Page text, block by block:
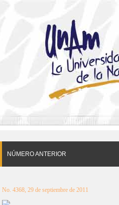
NÚMERO ANTERIOR
No. 4368, 29 de septiembre de 2011